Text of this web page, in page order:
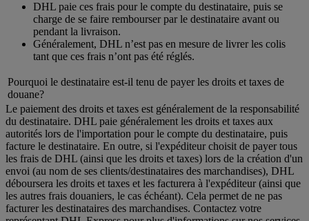
DHL paie ces frais pour le compte du destinataire, puis se
charge de se faire rembourser par le destinataire avant ou
pendant la livraison.
Généralement, DHL n’est pas en mesure de livrer les colis
tant que ces frais n’ont pas été réglés.
Pourquoi le destinataire est-il tenu de payer les droits et taxes de
douane?
Le paiement des droits et taxes est généralement de la responsabilité
du destinataire. DHL paie généralement les droits et taxes aux
autorités lors de l'importation pour le compte du destinataire, puis
facture le destinataire. En outre, si l'expéditeur choisit de payer tous
les frais de DHL (ainsi que les droits et taxes) lors de la création d'un
envoi (au nom de ses clients/destinataires des marchandises), DHL
déboursera les droits et taxes et les facturera à l'expéditeur (ainsi que
les autres frais douaniers, le cas échéant). Cela permet de ne pas
facturer les destinataires des marchandises. Contactez votre